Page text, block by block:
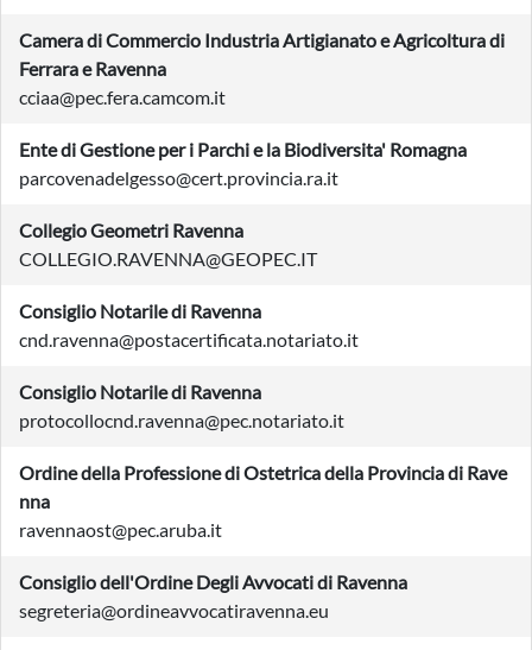
Camera di Commercio Industria Artigianato e Agricoltura di
Ferrara e Ravenna
cciaa@pec.fera.camcom.it
Ente di Gestione per i Parchi e la Biodiversita' Romagna
parcovenadelgesso@cert.provincia.ra.it
Collegio Geometri Ravenna
COLLEGIO.RAVENNA@GEOPEC.IT
Consiglio Notarile di Ravenna
cnd.ravenna@postacertificata.notariato.it
Consiglio Notarile di Ravenna
protocollocnd.ravenna@pec.notariato.it
Ordine della Professione di Ostetrica della Provincia di Rave
nna
ravennaost@pec.aruba.it
Consiglio dell'Ordine Degli Avvocati di Ravenna
segreteria@ordineavvocatiravenna.eu